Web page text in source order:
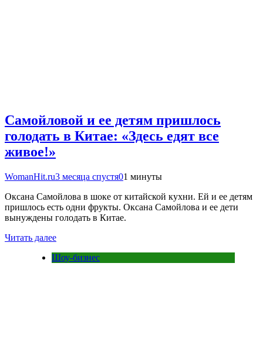
Самойловой и ее детям пришлось
голодать в Китае: «Здесь едят все
живое!»
WomanHit.ru3 месяца спустя01 минуты
Оксана Самойлова в шоке от китайской кухни. Ей и ее детям
пришлось есть одни фрукты. Оксана Самойлова и ее дети
вынуждены голодать в Китае.
Читать далее
Шоу-бизнес